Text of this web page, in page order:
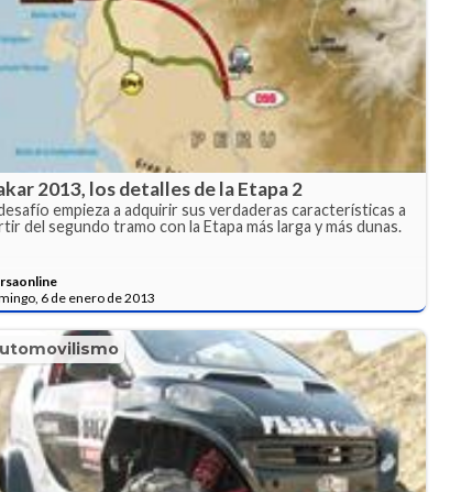
2013, los detalles de la Etapa 2
empieza a adquirir sus verdaderas características a
del segundo tramo con la Etapa más larga y más dunas.
6 de enero de 2013